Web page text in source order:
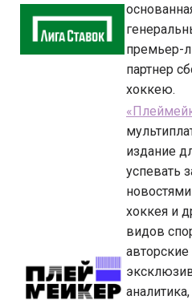
премьер-
партнер
хоккею.
издание
успевать
хоккея и
видов